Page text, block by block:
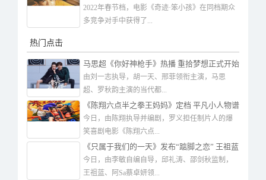
实？
2022年春节档，电影《奇迹·笨小孩》在同档期众
多竞争对手中获得了...
热门点击
马思超《你好神枪手》热播 重拾梦想正式开始
训练生活
由刘一志执导，胡一天、邢菲领衔主演，马思
超、罗秋韵主演的当代都...
《陈翔六点半之拳王妈妈》定档 平凡小人物谱
写赢者之姿
今日，由陈翔执导并编剧，罗义担任制片人的爆
笑喜剧电影《陈翔六点...
《只属于我们的一天》发布“踮脚之恋” 王祖蓝
追爱蔡卓妍
今日，由李敏自编自导，邱礼涛、邵剑秋监制，
王祖蓝、阿Sa蔡卓妍领...